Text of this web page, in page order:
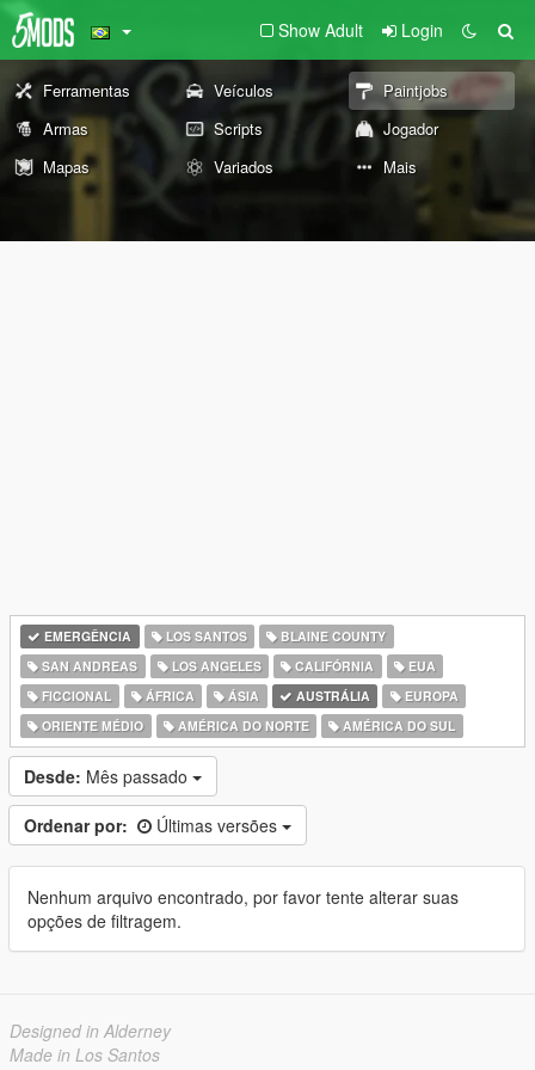
Show Adult Login
Ferramentas Veículos
Paintjobs
Armas
Scripts
Jogador
Mapas
Variados Mais
EMERGÊNCIA LOS SANTOS
BLAINE COUNTY
SAN ANDREAS
LOS ANGELES CALIFÓRNIA
EUA
FICCIONAL
ÁFRICA ÁSIA AUSTRÁLIA
EUROPA
ORIENTE MÉDIO
AMÉRICA DO NORTE AMÉRICA DO SUL
Desde: Mês passado
Ordenar por: Últimas versões
Nenhum arquivo encontrado, por favor tente alterar suas
opções de filtragem.
Designed in Alderney
Made in Los Santos